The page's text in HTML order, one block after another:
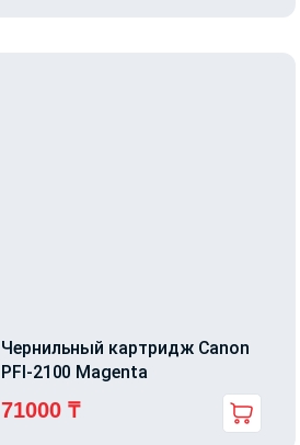
Чернильный картридж Canon
PFI-2100 Magenta
71000 ₸